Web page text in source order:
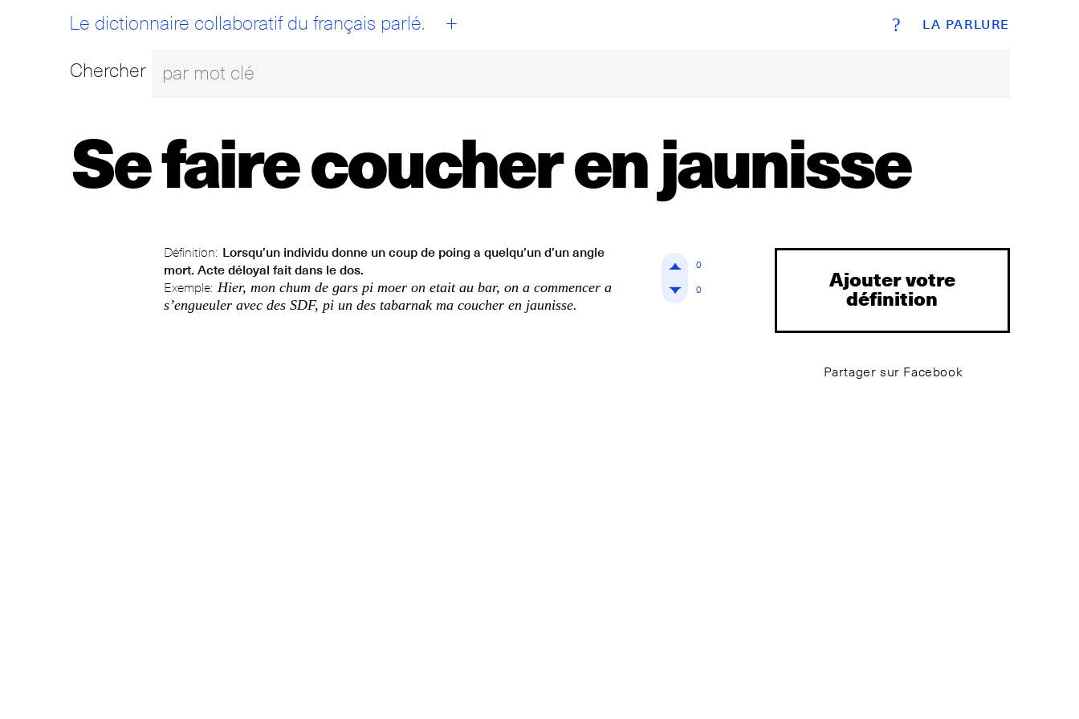
LA PARLURE
Le dictionnaire collaboratif du français parlé. + ?
Chercher
Se faire coucher en jaunisse
Définition: Lorsqu’un individu donne un coup de poing a quelqu’un d’un angle
mort. Acte déloyal fait dans le dos.
Exemple: Hier, mon chum de gars pi moer on etait au bar, on a commencer a
s’engueuler avec des SDF, pi un des tabarnak ma coucher en jaunisse.
0
0
Ajouter votre
définition
Partager sur Facebook